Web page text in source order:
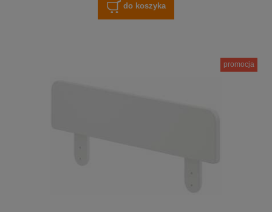
do koszyka
promocja